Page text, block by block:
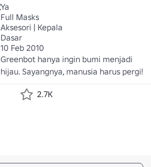
Ya
Full Masks
Aksesori | Kepala
Dasar
10 Feb 2010
Greenbot hanya ingin bumi menjadi
hijau. Sayangnya, manusia harus pergi!
2.7K